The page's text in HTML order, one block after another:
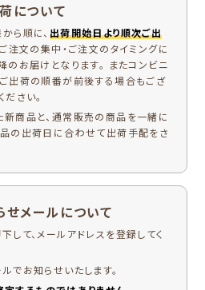
について
ら順に、 出荷開始日より順次ご出
注文の集中・ご注文のタイミングに
のお届けとなります。 またコンビニ
出荷の順番が前後する場合もござ
さい。
商品と、通常販売の商品を一緒に
の出荷日に合わせて出荷手配をさ
せメールについて
して、メールアドレスを登録してく
でお知らせいたします。